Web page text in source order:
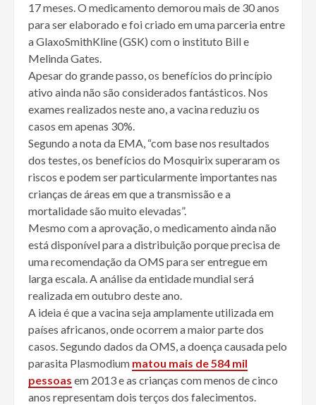
17 meses. O medicamento demorou mais de 30 anos
para ser elaborado e foi criado em uma parceria entre
a GlaxoSmithKline (GSK) com o instituto Bill e
Melinda Gates.
Apesar do grande passo, os benefícios do princípio
ativo ainda não são considerados fantásticos. Nos
exames realizados neste ano, a vacina reduziu os
casos em apenas 30%.
Segundo a nota da EMA, “com base nos resultados
dos testes, os benefícios do Mosquirix superaram os
riscos e podem ser particularmente importantes nas
crianças de áreas em que a transmissão e a
mortalidade são muito elevadas”.
Mesmo com a aprovação, o medicamento ainda não
está disponível para a distribuição porque precisa de
uma recomendação da OMS para ser entregue em
larga escala. A análise da entidade mundial será
realizada em outubro deste ano.
A ideia é que a vacina seja amplamente utilizada em
países africanos, onde ocorrem a maior parte dos
casos. Segundo dados da OMS, a doença causada pelo
parasita Plasmodium matou mais de 584 mil
pessoas em 2013 e as crianças com menos de cinco
anos representam dois terços dos falecimentos.